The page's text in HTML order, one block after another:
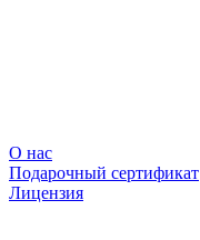
О нас
Подарочный сертификат
Лицензия